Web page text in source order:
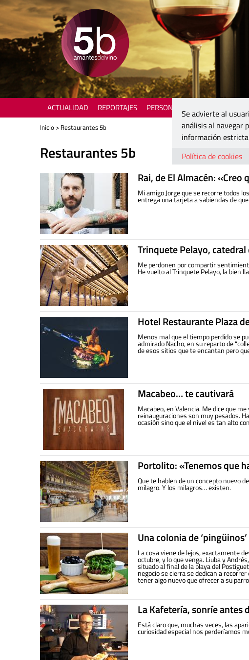
ACTUALIDAD REPORTAJES PERSONAJES
Inicio > Restaurantes 5b
Restaurantes 5b
Rai, de El Almacén:
Mi amigo Jorge que se recorre todos
entrega una tarjeta a sabiendas de
Trinquete Pelayo,
Me perdonen por compartir
He vuelto al Trinquete Pelayo, la bien
Hotel Restaurante Plaza
Menos mal que el tiempo perdido se
admirado Nacho, en su reparto de
de esos sitios que te encantan pero
Macabeo… te cautivará
Macabeo, en Valencia. Me dice que
reinauguraciones son muy pesados.
ocasión sino que el nivel es tan alto
Portolito: «Tenemos que
Que te hablen de un concepto nuevo
milagro. Y los milagros… existen.
Una colonia de
La cosa viene de lejos, exactamente
octubre, y lo que venga. Liuba y
situado al final de la playa del
negocio se cierra se dedican a
tener algo nuevo que ofrecer a su
La Kafetería, sonríe antes
Está claro que, muchas veces, las
curiosidad especial nos perderíamos
Se advierte al
análisis al navegar
información
Política de cookies